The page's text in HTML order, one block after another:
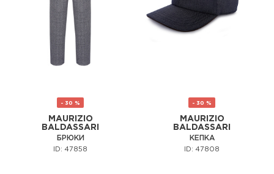
- 30 %
MAURIZIO
BALDASSARI
БРЮКИ
ID: 47858
- 30 %
MAURIZIO
BALDASSARI
КЕПКА
ID: 47808